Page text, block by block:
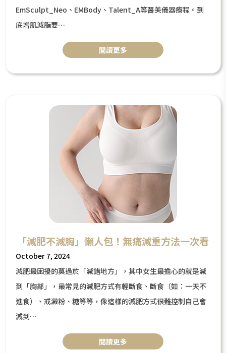
EmSculpt_Neo、EMBody、Talent_A等醫美儀器療程。到
底增肌減脂要
怎麼做才有效？醫美療程能不能取代運動？這篇文章帶你一次
看懂關鍵原則、破解常見迷思，並整理目前熱門儀器特色，幫
閲讀更多
「減肥不減胸」懶人包！無痛減重方法一次看
October 7, 2024
減肥最困擾的莫過於「減錯地方」，其中女生最擔心的就是減
到「胸部」，最常見的減肥方式有輕斷食、斷食（如：一天不
進食）、戒澱粉、糖等等，像這樣的減肥方式很難控制自己會
減到
的部位，因此本篇將針對「減肥不減胸」的要點，來跟大家分
享時下最流行、最新的減重方式有哪些，而其中有幾種方式是
閲讀更多